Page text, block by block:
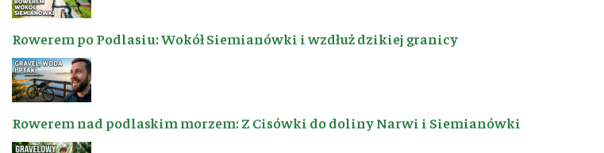
Rowerem po Podlasiu: Wokół Siemianówki i wzdłuż dzikiej granicy
Rowerem nad podlaskim morzem: Z Cisówki do doliny Narwi i Siemianówki